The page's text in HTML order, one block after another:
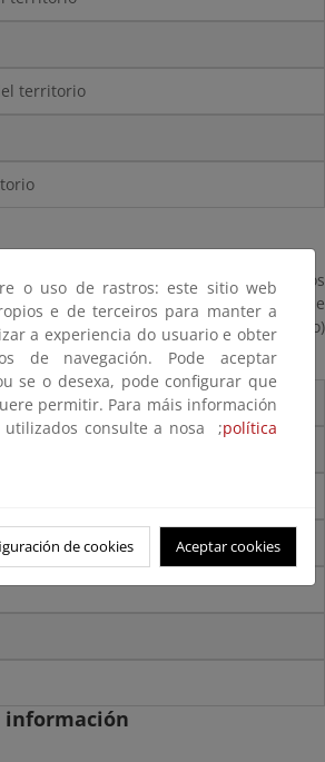
territorio
de calidad por el que han pasado los
públicos, valorando especialmente si se
estadístico (normalizado o no)
de geometría y superficies.
información
o uso de rastros: este sitio web
e de terceiros para manter a
a experiencia do usuario e obter
de navegación. Pode aceptar
se o desexa, pode configurar que
permitir. Para máis información
utilizados consulte a nosa ;política
de cookies Aceptar cookies